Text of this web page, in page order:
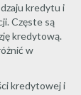
kredytu i
Częste są
kredytową.
w
kredytowej i